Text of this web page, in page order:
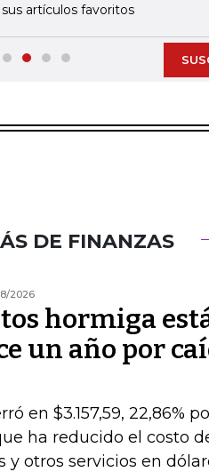
artículos favoritos
DE FINANZAS
2026
hormiga
un año por
en $3.157,59, 22,86%
ha reducido el costo
y otros servicios en